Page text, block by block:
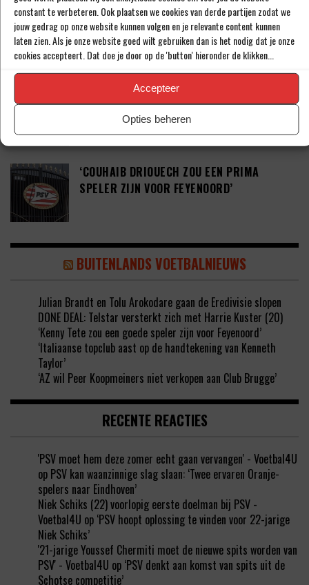
constant te verbeteren. Ook plaatsen we cookies van derde partijen zodat we
jouw gedrag op onze website kunnen volgen en je relevante content kunnen
laten zien. Als je onze website goed wilt gebruiken dan is het nodig dat je onze
cookies accepteert. Dat doe je door op de 'button' hieronder de klikken...
Accepteer
Opties beheren
‘PSV WIL ZICH GAAN VERSTERKEN MET 29-
JARIGE ADAMA CAMARA’
JOEL DROMMEL (29) TEKENT VOOR VIER
JAAR BIJ FC TWENTE
‘COUHAIB DRIOUECH ZOU EEN PRIMA
SPELER ZIJN VOOR FEYENOORD’
BUITENLANDS VOETBALNIEUWS
Julian Brandt en Tolu Arokodare gaan de Eredivisie slopen
DONE DEAL: Telstar versterkt zich met Harrie Kuster (20)
‘Kenny Tete zou een goede speler zijn voor Feyenoord’
‘Italiaanse topclub aast op de handtekening van Kenneth
Taylor’
‘AZ wil Peer Koopmeiners niet verkopen aan Club Brugge’
RECENTE REACTIES
'PSV moet hem deze zomer echt gaan vervangen' - Voetbal4U
op PSV kan waanzinnige slag slaan: ‘Twee ervaren Oranje-
spelers naar Eindhoven’
Niek Schiks (22) voorlopig eerste doelman bij PSV -
Voetbal4U op ‘PSV hoopt oplossing te vinden voor 22-jarige
Niek Schiks’
'21-jarige Youssef Chermiti moet de nieuwe spits worden van
PSV' - Voetbal4U op ‘PSV denkt aan komst van spits uit de
Schotse competitie’